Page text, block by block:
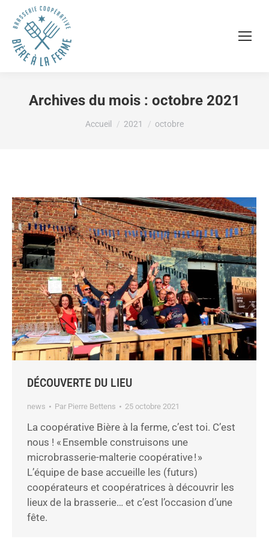
Archives du mois : octobre 2021
Vous êtes ici :
Accueil 2021 octobre
DÉCOUVERTE DU LIEU
news Par Pierre Bettens 25 octobre 2021
La coopérative Bière à la ferme, c’est toi. C’est
nous ! « Ensemble construisons une
microbrasserie-malterie coopérative ! »
L’équipe de base accueille les (futurs)
coopérateurs et coopératrices à découvrir les
lieux de la brasserie… et c’est l’occasion d’une
fête.